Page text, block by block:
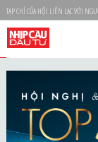
TẠP CHÍ CỦA HỘI LIÊN LẠC VỚI